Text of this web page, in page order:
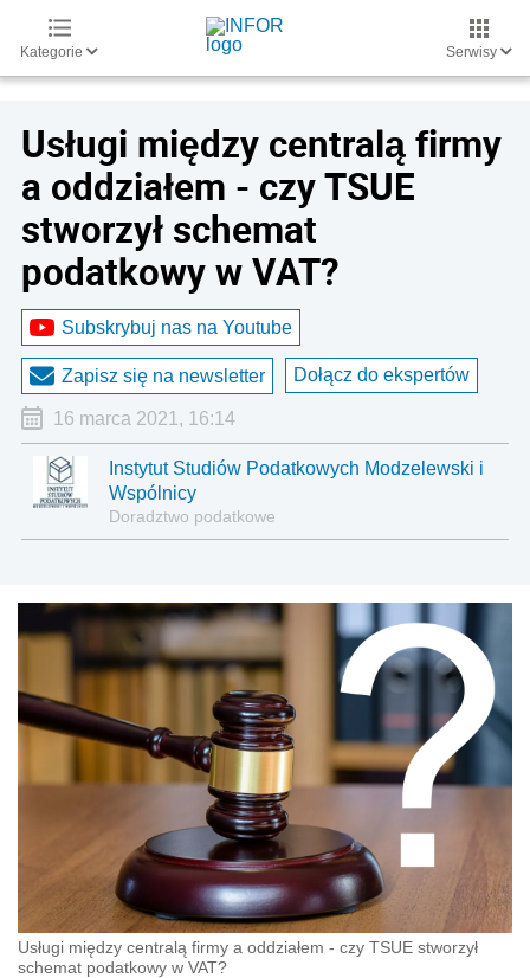
Kategorie Serwisy
Usługi między centralą firmy
a oddziałem - czy TSUE
stworzył schemat
podatkowy w VAT?
Subskrybuj nas na Youtube
Zapisz się na newsletter Dołącz do ekspertów
16 marca 2021, 16:14
Instytut Studiów Podatkowych Modzelewski i
Wspólnicy
Doradztwo podatkowe
Usługi między centralą firmy a oddziałem - czy TSUE stworzył
schemat podatkowy w VAT?